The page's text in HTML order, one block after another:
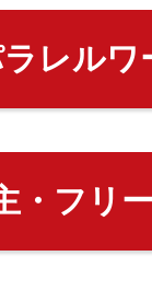
レルワ
・フリ